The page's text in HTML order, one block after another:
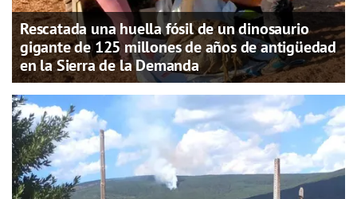
Rescatada una huella fósil de un dinosaurio
gigante de 125 millones de años de antigüedad
en la Sierra de la Demanda